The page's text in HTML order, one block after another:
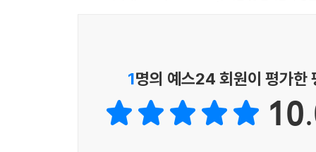
1명의 예스24 회원이 평가한